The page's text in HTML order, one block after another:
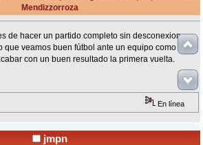
Mendizzorroza
de hacer un partido completo sin desconexiones
que veamos buen fútbol ante un equipo como el
con un buen resultado la primera vuelta.
En línea
jmpn